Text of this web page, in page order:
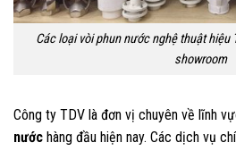
Các loại vòi phun nước nghệ thuật hiệu
showroom
Công ty TDV là đơn vị chuyên về lĩnh
nước hàng đầu hiện nay. Các dịch vụ